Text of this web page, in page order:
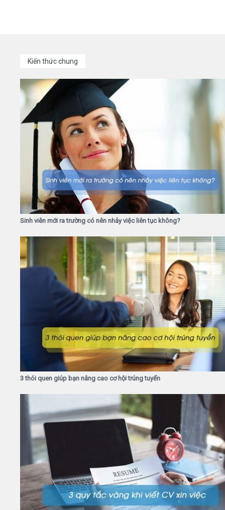
Kiến thức chung
Sinh viên mới ra trường có nên nhảy việc liên tục không?
3 thói quen giúp bạn nâng cao cơ hội trúng tuyển